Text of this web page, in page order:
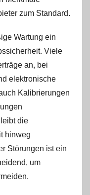
zum Standard.
Wartung ein
Viele
an, bei
elektronische
Kalibrierungen
die
hinweg
Störungen ist ein
um